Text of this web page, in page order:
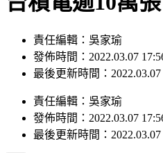
台積電逾10萬張
責任編輯：吳家瑜
發佈時間：2022.03.07
責任編輯 ： 吳家瑜
發佈時間：2022.03.07